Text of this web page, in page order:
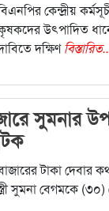
কেন্দ্রীয়
উৎপাদিত
দক্ষিণ
সুমনার
টাকা দেবার
সুমনা বেগমকে